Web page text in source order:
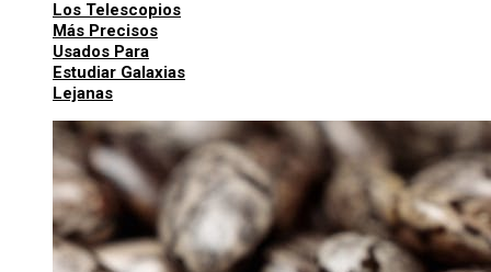
Los Telescopios
Más Precisos
Usados Para
Estudiar Galaxias
Lejanas